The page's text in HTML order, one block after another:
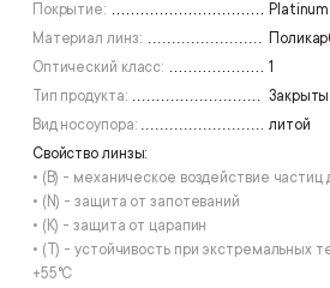
Покрытие:
Platinum
Материал линз:
Оптический класс:
1
Тип продукта:
Вид носоупора:
литой
Свойство линзы:
• (B) - механическое воздействие частиц
• (N) - защита от запотеваний
• (К) - защита от царапин
• (T) - устойчивость при экстремальных
+55°С